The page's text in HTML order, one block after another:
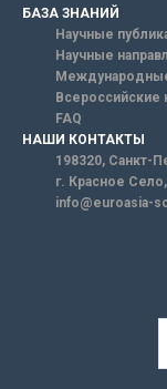
БАЗА ЗНАНИЙ
Научные
Научные
Всероссийские
FAQ
НАШИ КОНТАКТЫ
198320, Санкт-
г. Красное
info@euroasia-